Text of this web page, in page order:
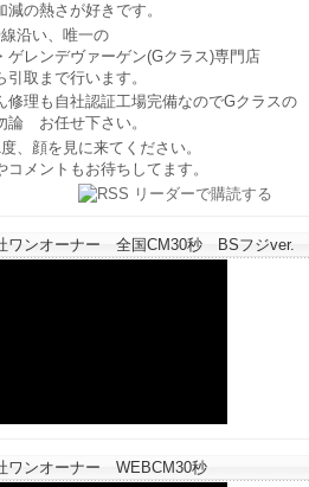
減の熱さが好きです。
沿い、唯一の
ゲレンデヴァーゲン(Gクラス)専門店
引取まで行います。
修理も自社認証工場完備なのでGクラスの
論 お任せ下さい。
、顔を見に来てください。
コメントもお待ちしてます。
ワンオーナー 全国CM30秒 BSフジver.
ワンオーナー WEBCM30秒